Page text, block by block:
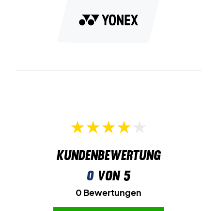
Kundenbewertung
0von 5
0 Bewertungen